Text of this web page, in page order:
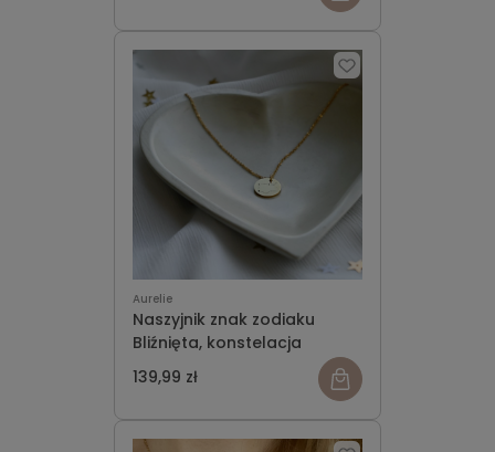
Aurelie
Naszyjnik znak zodiaku
Bliźnięta, konstelacja
139,99 zł